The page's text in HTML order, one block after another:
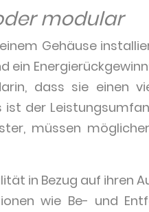
modular
Gehäuse
ein
dass sie einen
ist der
müssen
in Bezug auf ihren
wie Be- und